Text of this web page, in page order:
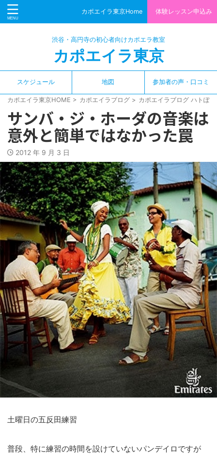
カポエイラ東京Home 体験レッスン申込み
渋谷・高円寺の初心者向けカポエラ教室
カポエイラ東京
スケジュール 地図 参加者の声・口コミ
カポエイラ東京HOME > カポエイラブログ > カポエイラブログ ハトぽ
サンバ・ジ・ホーダの音楽は
意外と簡単ではなかった罠
2012 年 9 月 3 日
土曜日の五反田練習
普段、特に練習の時間を設けていないパンデイロですが